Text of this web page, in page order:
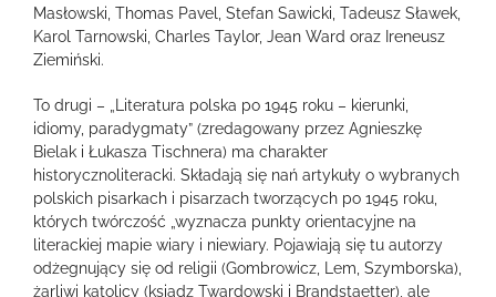
Masłowski, Thomas Pavel, Stefan Sawicki, Tadeusz Sławek,
Karol Tarnowski, Charles Taylor, Jean Ward oraz Ireneusz
Ziemiński.
To drugi – „Literatura polska po 1945 roku – kierunki,
idiomy, paradygmaty” (zredagowany przez Agnieszkę
Bielak i Łukasza Tischnera) ma charakter
historycznoliteracki. Składają się nań artykuły o wybranych
polskich pisarkach i pisarzach tworzących po 1945 roku,
których twórczość „wyznacza punkty orientacyjne na
literackiej mapie wiary i niewiary. Pojawiają się tu autorzy
odżegnujący się od religii (Gombrowicz, Lem, Szymborska),
żarliwi katolicy (ksiądz Twardowski i Brandstaetter), ale